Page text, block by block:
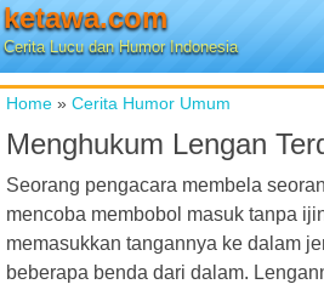
ketawa.com
Cerita Lucu dan Humor Indonesia
Home » Cerita Humor Umum
Menghukum Lengan
Seorang pengacara membela
mencoba membobol masuk tanpa
memasukkan tangannya ke dalam
beberapa benda dari dalam.